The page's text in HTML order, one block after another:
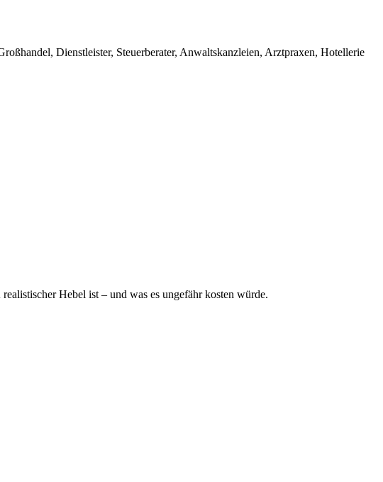
Dienstleister, Steuerberater, Anwaltskanzleien, Arztpraxen, Hotellerie
Hebel ist – und was es ungefähr kosten würde.